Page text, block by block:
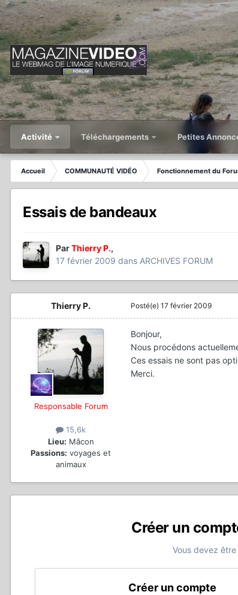
Activité Téléchargements Petites
Accueil COMMUNAUTÉ VIDÉO Fonctionnement du
Essais de bandeaux
ParThierry P.,
17 février 2009 dans ARCHIVES FORUM
Thierry P.
Responsable Forum
15,6k
Lieu: Mâcon
Passions: voyages et
animaux
Posté(e) 17 février 2009
Bonjour,
Nous procédons
Ces essais ne sont pas
Merci.
Créer un
Vous devez
Créer un compte